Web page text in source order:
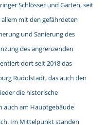
Schlösser und Gärten, seit
mit den gefährdeten
und Sanierung des
des angrenzenden
dort seit 2018 das
Rudolstadt, das auch den
die historische
auch am Hauptgebäude
Im Mittelpunkt standen